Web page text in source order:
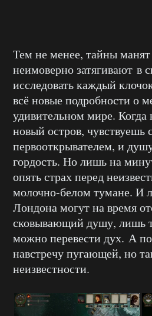
Тем не менее, тайны
неимоверно затягивают в
исследовать каждый
всё новые подробности о
удивительном мире. Когда
новый остров, чувствуешь
первооткрывателем, и
гордость. Но лишь на
опять страх перед
молочно-белом тумане. И
Лондона могут на время
сковывающий душу, лишь
можно перевести дух. А
навстречу пугающей, но
неизвестности.